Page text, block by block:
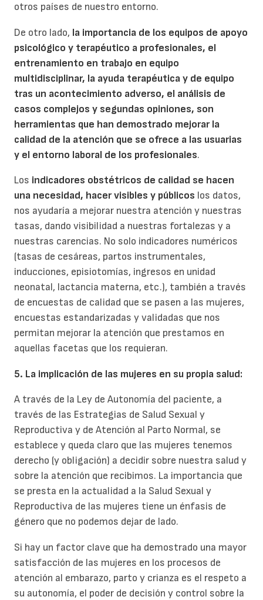
otros países de nuestro entorno.
De otro lado, la importancia de los equipos de apoyo
psicológico y terapéutico a profesionales, el
entrenamiento en trabajo en equipo
multidisciplinar, la ayuda terapéutica y de equipo
tras un acontecimiento adverso, el análisis de
casos complejos y segundas opiniones, son
herramientas que han demostrado mejorar la
calidad de la atención que se ofrece a las usuarias
y el entorno laboral de los profesionales.
Los indicadores obstétricos de calidad se hacen
una necesidad, hacer visibles y públicos los datos,
nos ayudaría a mejorar nuestra atención y nuestras
tasas, dando visibilidad a nuestras fortalezas y a
nuestras carencias. No solo indicadores numéricos
(tasas de cesáreas, partos instrumentales,
inducciones, episiotomías, ingresos en unidad
neonatal, lactancia materna, etc.), también a través
de encuestas de calidad que se pasen a las mujeres,
encuestas estandarizadas y validadas que nos
permitan mejorar la atención que prestamos en
aquellas facetas que los requieran.
5. La implicación de las mujeres en su propia salud:
A través de la Ley de Autonomía del paciente, a
través de las Estrategias de Salud Sexual y
Reproductiva y de Atención al Parto Normal, se
establece y queda claro que las mujeres tenemos
derecho (y obligación) a decidir sobre nuestra salud y
sobre la atención que recibimos. La importancia que
se presta en la actualidad a la Salud Sexual y
Reproductiva de las mujeres tiene un énfasis de
género que no podemos dejar de lado.
Si hay un factor clave que ha demostrado una mayor
satisfacción de las mujeres en los procesos de
atención al embarazo, parto y crianza es el respeto a
su autonomía, el poder de decisión y control sobre la